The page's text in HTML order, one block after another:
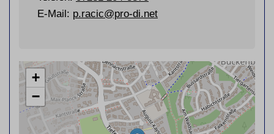
E-Mail: p.racic@pro-di.net
+
−